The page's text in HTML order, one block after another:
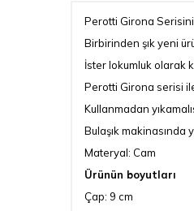
Perotti Girona Serisini
Birbirinden şık yeni
İster lokumluk olarak
Perotti Girona serisi ile
Kullanmadan
Bulaşık makinasında
Materyal: Cam
Ürünün boyutları
Çap: 9 cm